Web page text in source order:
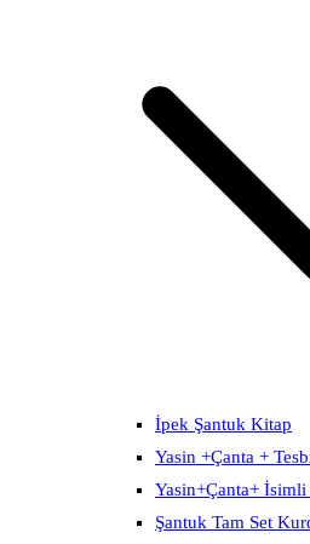
İpek Şantuk Kitap
Yasin +Çanta +
Yasin+Çanta+
Şantuk Tam Set